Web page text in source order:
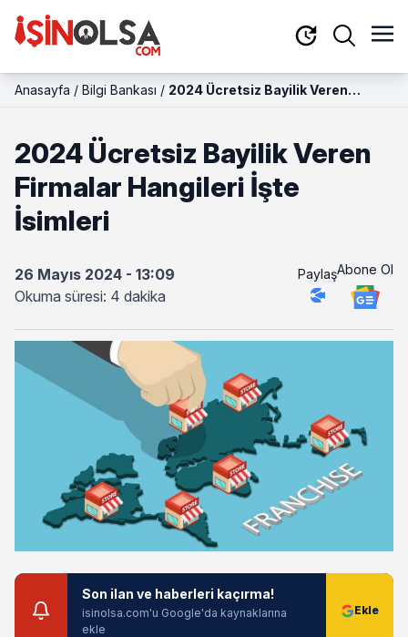
Anasayfa / Bilgi Bankası / 2024 Ücretsiz Bayilik Veren
2024 Ücretsiz Bayilik Veren
Firmalar Hangileri İşte
İsimleri
26 Mayıs 2024 - 13:09
Okuma süresi: 4 dakika
PaylaşAbone Ol
Son ilan ve haberleri kaçırma!
isinolsa.com'u Google'da kaynaklarına
ekle